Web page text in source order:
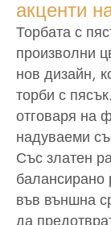
акценти
Торбата с
произволни
нов дизайн,
торби с
отговаря на
надуваеми
Със златен
балансирано
във външна